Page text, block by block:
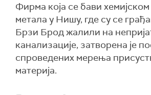
Фирма која се бави
метала у Нишу, где су се
Брзи Брод жалили на
канализације, затворена је
спроведених мерења
материја.